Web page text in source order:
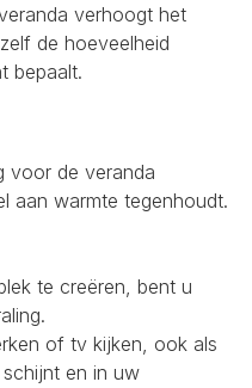
verhoogt het
de hoeveelheid
bepaalt.
voor de veranda
aan warmte tegenhoudt.
te creëren, bent u
of tv kijken, ook als
en in uw